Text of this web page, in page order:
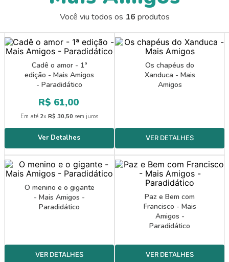
Você viu todos os 16 produtos
Cadê o amor - 1ª
edição - Mais Amigos
- Paradidático
R$ 61,00
Em até 2x R$ 30,50 sem juros
Os chapéus do
Xanduca - Mais
Amigos
O menino e o gigante
- Mais Amigos -
Paradidático
Paz e Bem com
Francisco - Mais
Amigos -
Paradidático
papel crepom 48cmx2m